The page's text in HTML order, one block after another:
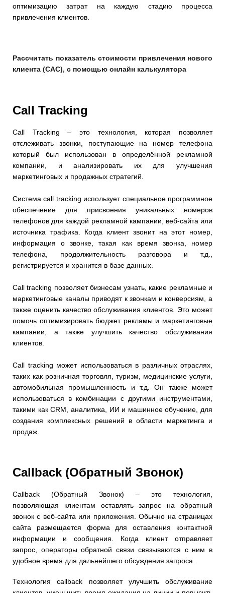
оптимизацию затрат на каждую стадию процесса
привлечения клиентов.
Рассчитать показатель стоимости привлечения нового
клиента (CAC), с помощью онлайн калькулятора
Call Tracking
Call Tracking – это технология, которая позволяет
отслеживать звонки, поступающие на номер телефона
который был использован в определённой рекламной
компании, и анализировать их для улучшения
маркетинговых и продажных стратегий.
Система call tracking использует специальное программное
обеспечение для присвоения уникальных номеров
телефонов для каждой рекламной кампании, веб-сайта или
источника трафика. Когда клиент звонит на этот номер,
информация о звонке, такая как время звонка, номер
телефона, продолжительность разговора и т.д.,
регистрируется и хранится в базе данных.
Call tracking позволяет бизнесам узнать, какие рекламные и
маркетинговые каналы приводят к звонкам и конверсиям, а
также оценить качество обслуживания клиентов. Это может
помочь оптимизировать бюджет рекламы и маркетинговые
кампании, а также улучшить качество обслуживания
клиентов.
Call tracking может использоваться в различных отраслях,
таких как розничная торговля, туризм, медицинские услуги,
автомобильная промышленность и т.д. Он также может
использоваться в комбинации с другими инструментами,
такими как CRM, аналитика, ИИ и машинное обучение, для
создания комплексных решений в области маркетинга и
продаж.
Callback (Обратный Звонок)
Callback (Обратный Звонок) – это технология,
позволяющая клиентам оставлять запрос на обратный
звонок с веб-сайта или приложения. Обычно на страницах
сайта размещается форма для оставления контактной
информации и сообщения. Когда клиент отправляет
запрос, операторы обратной связи связываются с ним в
удобное время для дальнейшего обсуждения запроса.
Технология callback позволяет улучшить обслуживание